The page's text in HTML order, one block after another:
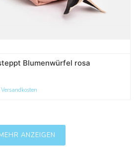
Blumenwürfel rosa
Versandkosten
ANZEIGEN